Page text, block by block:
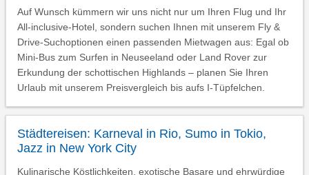
Auf Wunsch kümmern wir uns nicht nur um Ihren Flug und Ihr
All-inclusive-Hotel, sondern suchen Ihnen mit unserem Fly &
Drive-Suchoptionen einen passenden Mietwagen aus: Egal ob
Mini-Bus zum Surfen in Neuseeland oder Land Rover zur
Erkundung der schottischen Highlands – planen Sie Ihren
Urlaub mit unserem Preisvergleich bis aufs I-Tüpfelchen.
Städtereisen: Karneval in Rio, Sumo in Tokio,
Jazz in New York City
Kulinarische Köstlichkeiten, exotische Basare und ehrwürdige